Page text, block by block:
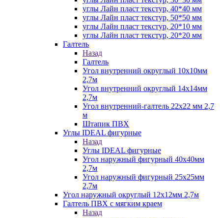
углы Лайн пласт текстур, 40*40 мм
углы Лайн пласт текстур, 50*50 мм
углы Лайн пласт текстур, 20*10 мм
углы Лайн пласт текстур, 20*20 мм
Галтель
Назад
Галтель
Угол внутренний округлый 10х10мм
2,7м
Угол внутренний округлый 14х14мм
2,7м
Угол внутренний-галтель 22х22 мм 2,7
м
Штапик ПВХ
Углы IDEAL фигурные
Назад
Углы IDEAL фигурные
Угол наружный фигурный 40х40мм
2,7м
Угол наружный фигурный 25х25мм
2,7м
Угол наружный округлый 12х12мм 2,7м
Галтель ПВХ с мягким краем
Назад